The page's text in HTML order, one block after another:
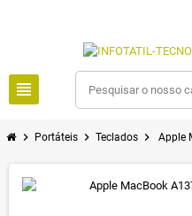
view_headline
chevron_right Portáteis chevron_right Teclados chevron_right Apple